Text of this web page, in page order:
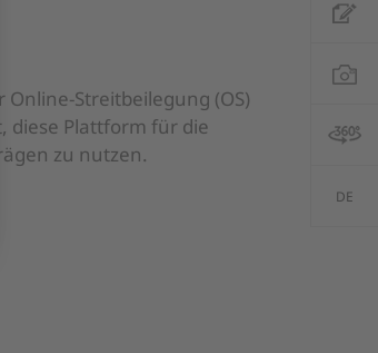
DE
Streitbeilegung (OS)
diese Plattform für die
zu nutzen.